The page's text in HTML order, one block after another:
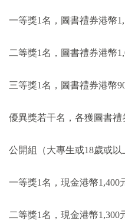
一等獎1名，圖書禮券港幣
二等獎1名，圖書禮券港幣
三等獎1名，圖書禮券港幣
優異獎若干名，各獲圖書禮
公開組（大專生或18歲或以
一等獎1名，現金港幣1,400
二等獎1名，現金港幣1,300